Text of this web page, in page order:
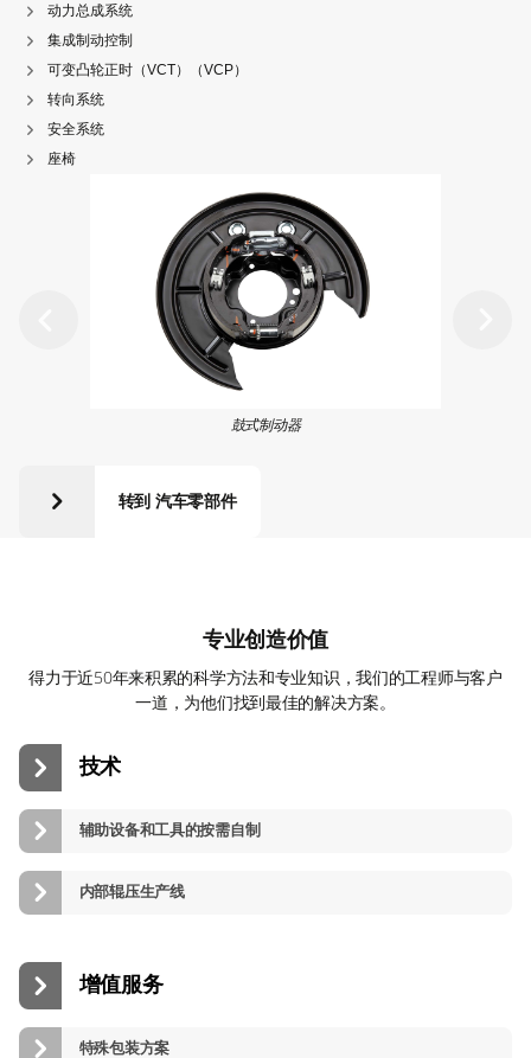
动力总成系统
集成制动控制
可变凸轮正时（VCT）（VCP）
转向系统
安全系统
座椅
鼓式制动器
转到 汽车零部件
专业创造价值
得力于近50年来积累的科学方法和专业知识，我们的工程师与客户
一道，为他们找到最佳的解决方案。
技术
辅助设备和工具的按需自制
内部辊压生产线
增值服务
特殊包装方案